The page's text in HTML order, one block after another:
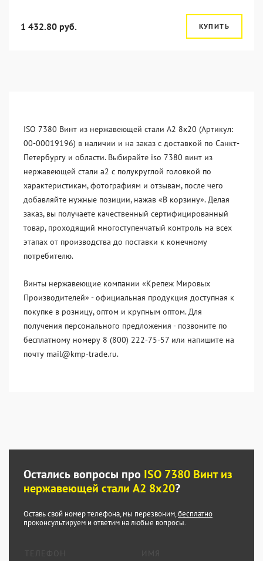
1 432.80 руб. КУПИТЬ
ISO 7380 Винт из нержавеющей стали А2 8х20 (Артикул:
00-00019196) в наличии и на заказ с доставкой по Санкт-
Петербургу и области. Выбирайте iso 7380 винт из
нержавеющей стали a2 с полукруглой головкой по
характеристикам, фотографиям и отзывам, после чего
добавляйте нужные позиции, нажав «В корзину». Делая
заказ, вы получаете качественный сертифицированный
товар, проходящий многоступенчатый контроль на всех
этапах от производства до поставки к конечному
потребителю.
Винты нержавеющие компании «Крепеж Мировых
Производителей» - официальная продукция доступная к
покупке в розницу, оптом и крупным оптом. Для
получения персонального предложения - позвоните по
бесплатному номеру 8 (800) 222-75-57 или напишите на
почту mail@kmp-trade.ru.
Остались вопросы про ISO 7380 Винт из
нержавеющей стали А2 8х20?
Оставь свой номер телефона, мы перезвоним,бесплатно
проконсультируем и ответим на любые вопросы.